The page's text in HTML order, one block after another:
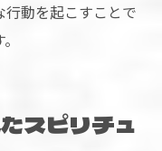
動を起こすことで
スピリチュ